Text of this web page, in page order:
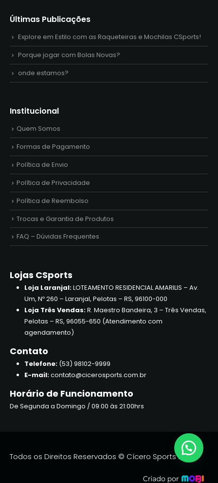
Últimas Publicações
Explore em Estilo com as Raqueteiras e Mochilas CSports!
Porque jogar com Bolas Novas?
onde estamos?
Institucional
Quem Somos
Formas de Pagamento
Política de Envio
Política de Privacidade
Política de Reembolso
Trocas e Garantia de Produtos
FAQ – Dúvidas Frequentes
Lojas CSports
Loja Laranjal:LOTEAMENTO RESIDENCIAL AMARILIS – Av.
Um, Nº 260 – Laranjal, Pelotas – RS, 96100-000
Loja Três Vendas:R. Maestro Bandeira, 3 – Três Vendas,
Pelotas – RS, 96055-650 (Atendimento com
agendamento)
Contato
Telefone:(53) 98102-9999
E-mail:contato@cicerosports.com.br
Horário de Funcionamento
De Segunda a Domingo / 09:00 às 21:00hrs
Todos os Direitos Reservados © Cícero Sports 2026.